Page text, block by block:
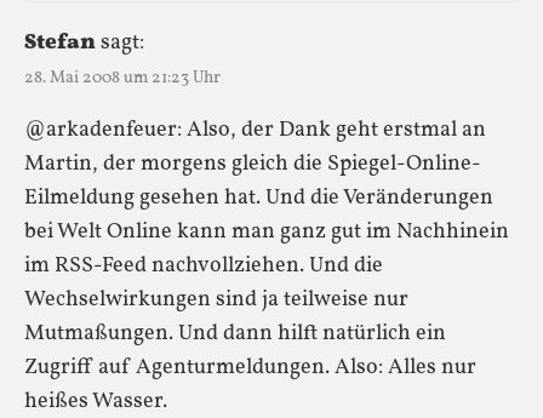
Stefansagt:
28. Mai 2008 um 21:23 Uhr
@arkadenfeuer: Also, der Dank geht erstmal an
Martin, der morgens gleich die Spiegel-Online-
Eilmeldung gesehen hat. Und die Veränderungen
bei Welt Online kann man ganz gut im Nachhinein
im RSS-Feed nachvollziehen. Und die
Wechselwirkungen sind ja teilweise nur
Mutmaßungen. Und dann hilft natürlich ein
Zugriff auf Agenturmeldungen. Also: Alles nur
heißes Wasser.